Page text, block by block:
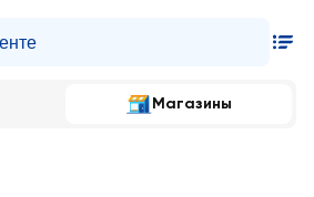
Магазины